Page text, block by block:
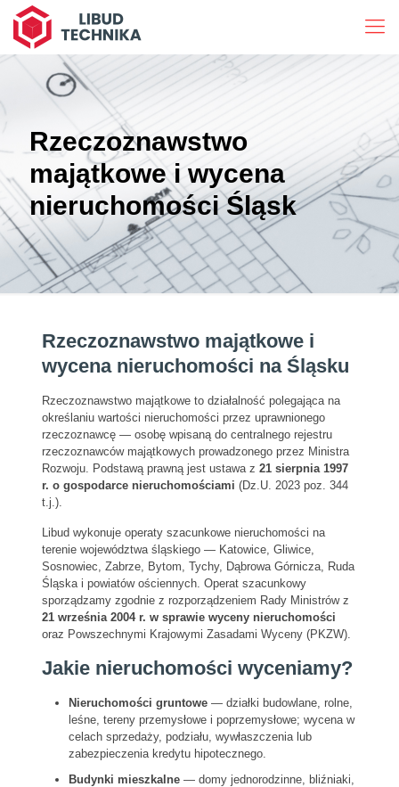
Rzeczoznawstwo
majątkowe i wycena
nieruchomości Śląsk
Rzeczoznawstwo majątkowe i
wycena nieruchomości na Śląsku
Rzeczoznawstwo majątkowe to działalność polegająca na
określaniu wartości nieruchomości przez uprawnionego
rzeczoznawcę — osobę wpisaną do centralnego rejestru
rzeczoznawców majątkowych prowadzonego przez Ministra
Rozwoju. Podstawą prawną jest ustawa z 21 sierpnia 1997
r. o gospodarce nieruchomościami (Dz.U. 2023 poz. 344
t.j.).
Libud wykonuje operaty szacunkowe nieruchomości na
terenie województwa śląskiego — Katowice, Gliwice,
Sosnowiec, Zabrze, Bytom, Tychy, Dąbrowa Górnicza, Ruda
Śląska i powiatów ościennych. Operat szacunkowy
sporządzamy zgodnie z rozporządzeniem Rady Ministrów z
21 września 2004 r. w sprawie wyceny nieruchomości
oraz Powszechnymi Krajowymi Zasadami Wyceny (PKZW).
Jakie nieruchomości wyceniamy?
Nieruchomości gruntowe— działki budowlane, rolne,
leśne, tereny przemysłowe i poprzemysłowe; wycena w
celach sprzedaży, podziału, wywłaszczenia lub
zabezpieczenia kredytu hipotecznego.
Budynki mieszkalne— domy jednorodzinne, bliźniaki,